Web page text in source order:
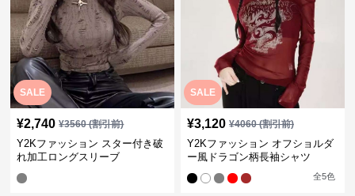
SALE
¥2,740 ¥3560(割引前)
Y2Kファッション スター付き破
れ加工ロングスリーブ
SALE
¥3,120 ¥4060(割引前)
Y2Kファッション オフショルダ
ー風ドラゴン柄長袖シャツ
全5色